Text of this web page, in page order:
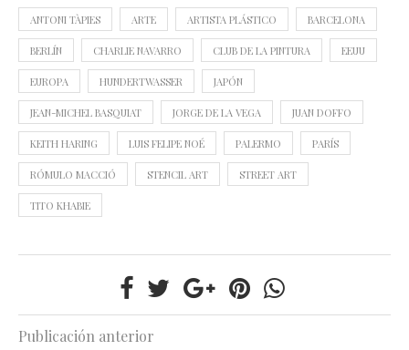
ANTONI TÀPIES ARTE ARTISTA PLÁSTICO BARCELONA
BERLÍN CHARLIE NAVARRO CLUB DE LA PINTURA EEUU
EUROPA HUNDERTWASSER JAPÓN
JEAN-MICHEL BASQUIAT JORGE DE LA VEGA JUAN DOFFO
KEITH HARING LUIS FELIPE NOÉ PALERMO PARÍS
RÓMULO MACCIÓ STENCIL ART STREET ART
TITO KHABIE
Publicación anterior